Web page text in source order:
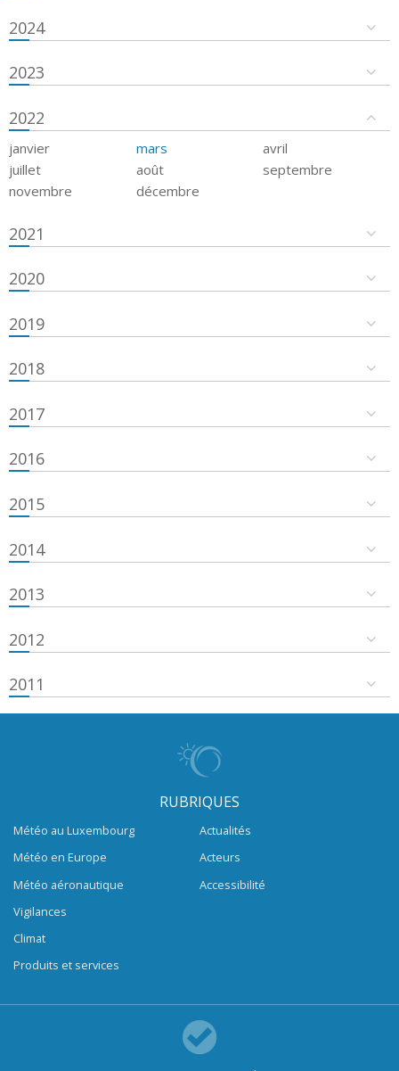
2024
2023
2022
janvier mars
avril
juillet
août
septembre
novembre
décembre
2021
2020
2019
2018
2017
2016
2015
2014
2013
2012
2011
RUBRIQUES
Météo au Luxembourg
Météo en Europe
Météo aéronautique
Vigilances
Climat
Produits et services
Actualités
Acteurs
Accessibilité